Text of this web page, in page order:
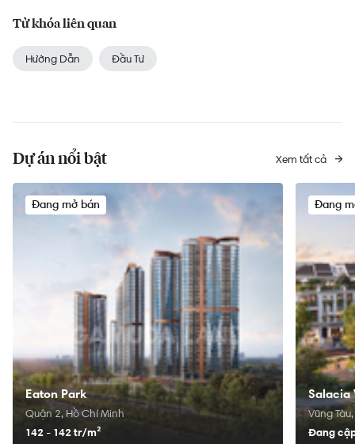
Từ khóa liên quan
Hướng Dẫn Đầu Tư
Dự án nổi bật Xem tất cả
Đang mở bán
Eaton Park
Quận 2, Hồ Chí Minh
142 - 142 tr/m²
Đang
Salacia
Vũng
Đang